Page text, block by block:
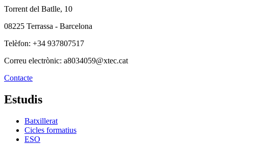
Torrent del Batlle, 10
08225 Terrassa - Barcelona
Telèfon: +34 937807517
Correu electrònic: a8034059@xtec.cat
Contacte
Estudis
Batxillerat
Cicles formatius
ESO